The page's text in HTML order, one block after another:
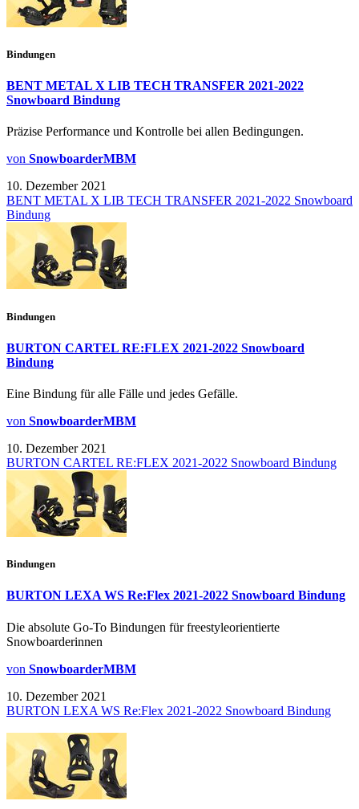
Bindungen
BENT METAL X LIB TECH TRANSFER 2021-2022
Snowboard Bindung
Präzise Performance und Kontrolle bei allen Bedingungen.
von SnowboarderMBM
10. Dezember 2021
BENT METAL X LIB TECH TRANSFER 2021-2022 Snowboard
Bindung
Bindungen
BURTON CARTEL RE:FLEX 2021-2022 Snowboard
Bindung
Eine Bindung für alle Fälle und jedes Gefälle.
von SnowboarderMBM
10. Dezember 2021
BURTON CARTEL RE:FLEX 2021-2022 Snowboard Bindung
Bindungen
BURTON LEXA WS Re:Flex 2021-2022 Snowboard Bindung
Die absolute Go-To Bindungen für freestyleorientierte
Snowboarderinnen
von SnowboarderMBM
10. Dezember 2021
BURTON LEXA WS Re:Flex 2021-2022 Snowboard Bindung